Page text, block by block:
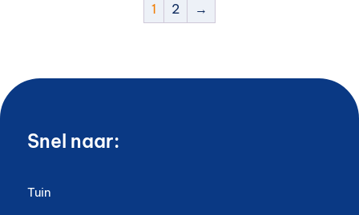
1 2 →
Snel naar:
Tuin